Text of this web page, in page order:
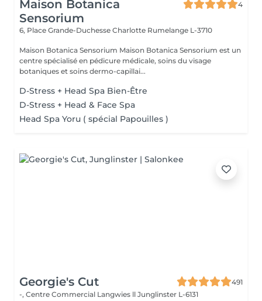
Maison Botanica
Sensorium
4
6, Place Grande-Duchesse Charlotte Rumelange L-3710
Maison Botanica Sensorium Maison Botanica Sensorium est un
centre spécialisé en pédicure médicale, soins du visage
botaniques et soins dermo-capillai...
D-Stress + Head Spa Bien-Être
D-Stress + Head & Face Spa
Head Spa Yoru ( spécial Papouilles )
Georgie's Cut
491
-, Centre Commercial Langwies ll Junglinster L-6131